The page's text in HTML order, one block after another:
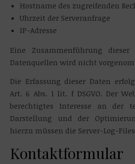
Hostname des zugreifenden
Uhrzeit der Serveranfrage
IP-Adresse
Eine Zusammenführung
Datenquellen wird nicht
Die Erfassung dieser Daten
Art. 6 Abs. 1 lit. f DSGVO. Der
berechtigtes Interesse an der
Darstellung und der
hierzu müssen die Server-Log-
Kontaktformular